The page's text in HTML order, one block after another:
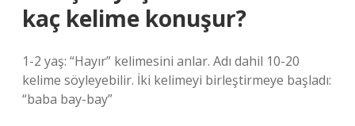
kaç kelime konuşur?
1-2 yaş: “Hayır” kelimesini anlar. Adı dahil 10-20
kelime söyleyebilir. İki kelimeyi birleştirmeye başladı:
“baba bay-bay”